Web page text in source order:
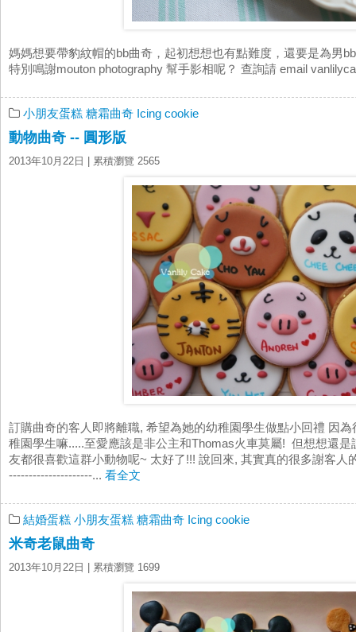
媽媽想要帶豹紋帽的bb曲奇，起初想想也有點難度，還要是為男
特別鳴謝mouton photography 幫手影相呢？ 查詢請 email
小朋友蛋糕 糖霜曲奇 Icing cookie
動物曲奇 -- 圓形版
2013年10月22日 | 累積瀏覽 2565
訂購曲奇的客人即將離職, 希望為她的幼稚園學生做點小回禮 因
稚園學生嘛.....至愛應該是非公主和Thomas火車莫屬! 但想想還
友都很喜歡這群小動物呢~ 太好了!!! 說回來, 其實真的很多謝客
---------------------... 看全文
結婚蛋糕 小朋友蛋糕 糖霜曲奇 Icing cookie
米奇老鼠曲奇
2013年10月22日 | 累積瀏覽 1699